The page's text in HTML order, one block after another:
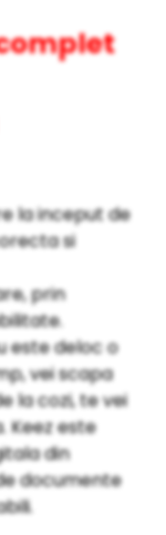
la inceput de
si
prin
este deloc o
vei scapa
la cozi, te vei
Keez este
din
documente